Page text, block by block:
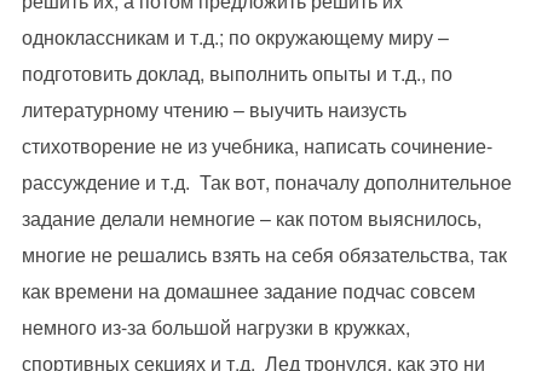
одноклассникам и т.д.; по окружающему миру –
подготовить доклад, выполнить опыты и т.д., по
литературному чтению – выучить наизусть
стихотворение не из учебника, написать сочинение-
рассуждение и т.д. Так вот, поначалу дополнительное
задание делали немногие – как потом выяснилось,
многие не решались взять на себя обязательства, так
как времени на домашнее задание подчас совсем
немного из-за большой нагрузки в кружках,
спортивных секциях и т.д. Лед тронулся, как это ни